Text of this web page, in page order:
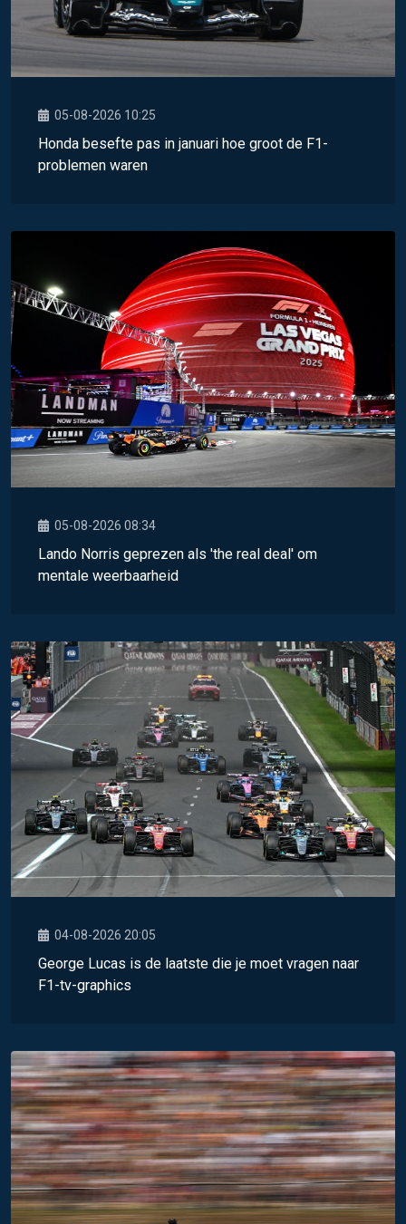
05-08-2026 10:25
Honda besefte pas in januari hoe groot de F1-
problemen waren
05-08-2026 08:34
Lando Norris geprezen als 'the real deal' om
mentale weerbaarheid
04-08-2026 20:05
George Lucas is de laatste die je moet vragen naar
F1-tv-graphics